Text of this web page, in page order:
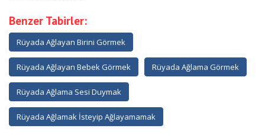
Benzer Tabirler:
Rüyada Ağlayan Birini Görmek
Rüyada Ağlayan Bebek Görmek Rüyada Ağlama Görmek
Rüyada Ağlama Sesi Duymak
Rüyada Ağlamak İsteyip Ağlayamamak